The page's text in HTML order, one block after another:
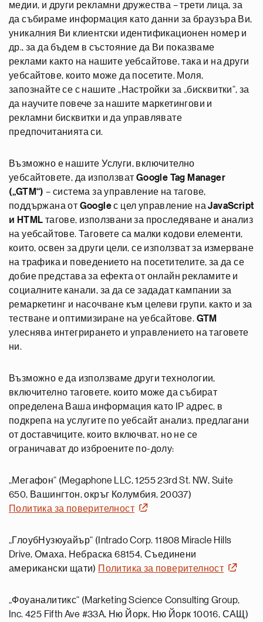
медии, и други рекламни дружества – трети лица, за
да събираме информация като данни за браузъра Ви,
уникалния Ви клиентски идентификационен номер и
др., за да бъдем в състояние да Ви показваме
реклами както на нашите уебсайтове, така и на други
уебсайтове, които може да посетите. Моля,
запознайте се с нашите „Настройки за „бисквитки“, за
да научите повече за нашите маркетингови и
рекламни бисквитки и да управлявате
предпочитанията си.
Възможно е нашите Услуги, включително
уебсайтовете, да използват Google Tag Manager
(„GTM“) – система за управление на тагове,
поддържана от Googleс цел управление наJavaScript
и HTML тагове, използвани за проследяване и анализ
на уебсайтове. Таговете са малки кодови елементи,
които, освен за други цели, се използват за измерване
на трафика и поведението на посетителите, за да се
добие представа за ефекта от онлайн рекламите и
социалните канали, за да се зададат кампании за
ремаркетинг и насочване към целеви групи, както и за
тестване и оптимизиране на уебсайтове. GTM
улеснява интегрирането и управлението на таговете
ни.
Възможно е да използваме други технологии,
включително таговете, които може да събират
определена Ваша информация като IP адрес, в
подкрепа на услугите по уебсайт анализ, предлагани
от доставчиците, които включват, но не се
ограничават до изброените по-долу:
„Мегафон“ (Megaphone LLC, 1255 23rd St. NW, Suite
650, Вашингтон, окръг Колумбия, 20037)
Политика за поверителност
„ГлоубНузюуайър“ (Intrado Corp. 11808 Miracle Hills
Drive, Омаха, Небраска 68154, Съединени
американски щати) Политика за поверителност
„Фоуаналитикс“ (Marketing Science Consulting Group,
Inc. 425 Fifth Ave #33A, Ню Йорк, Ню Йорк 10016, САЩ)